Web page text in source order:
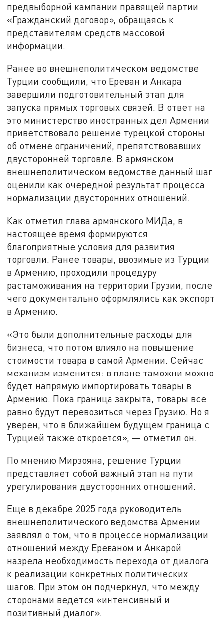
предвыборной кампании правящей партии
«Гражданский договор», обращаясь к
представителям средств массовой
информации.
Ранее во внешнеполитическом ведомстве
Турции сообщили, что Ереван и Анкара
завершили подготовительный этап для
запуска прямых торговых связей. В ответ на
это министерство иностранных дел Армении
приветствовало решение турецкой стороны
об отмене ограничений, препятствовавших
двусторонней торговле. В армянском
внешнеполитическом ведомстве данный шаг
оценили как очередной результат процесса
нормализации двусторонних отношений.
Как отметил глава армянского МИДа, в
настоящее время формируются
благоприятные условия для развития
торговли. Ранее товары, ввозимые из Турции
в Армению, проходили процедуру
растаможивания на территории Грузии, после
чего документально оформлялись как экспорт
в Армению.
«Это были дополнительные расходы для
бизнеса, что потом влияло на повышение
стоимости товара в самой Армении. Сейчас
механизм изменится: в плане таможни можно
будет напрямую импортировать товары в
Армению. Пока граница закрыта, товары все
равно будут перевозиться через Грузию. Но я
уверен, что в ближайшем будущем граница с
Турцией также откроется», — отметил он.
По мнению Мирзояна, решение Турции
представляет собой важный этап на пути
урегулирования двусторонних отношений.
Еще в декабре 2025 года руководитель
внешнеполитического ведомства Армении
заявлял о том, что в процессе нормализации
отношений между Ереваном и Анкарой
назрела необходимость перехода от диалога
к реализации конкретных политических
шагов. При этом он подчеркнул, что между
сторонами ведется «интенсивный и
позитивный диалог».